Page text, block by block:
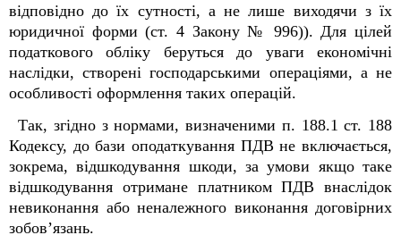
відповідно до їх сутності, а не лише виходячи з їх
юридичної форми (ст. 4 Закону № 996)). Для цілей
податкового обліку беруться до уваги економічні
наслідки, створені господарськими операціями, а не
особливості оформлення таких операцій.
Так, згідно з нормами, визначеними п. 188.1 ст. 188
Кодексу, до бази оподаткування ПДВ не включається,
зокрема, відшкодування шкоди, за умови якщо таке
відшкодування отримане платником ПДВ внаслідок
невиконання або неналежного виконання договірних
зобов’язань.